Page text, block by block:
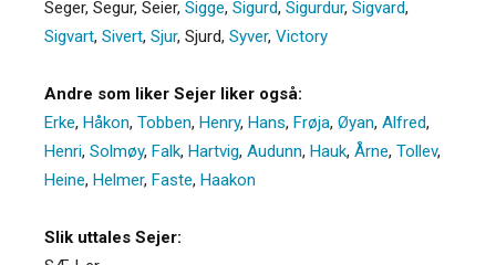
Seger, Segur, Seier, Sigge, Sigurd, Sigurdur, Sigvard,
Sigvart, Sivert, Sjur, Sjurd, Syver, Victory
Andre som liker Sejer liker også:
Erke, Håkon, Tobben, Henry, Hans, Frøja, Øyan, Alfred,
Henri, Solmøy, Falk, Hartvig, Audunn, Hauk, Årne, Tollev,
Heine, Helmer, Faste, Haakon
Slik uttales Sejer: